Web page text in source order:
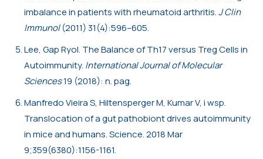
imbalance in patients with rheumatoid arthritis.J Clin
Immunol(2011) 31(4):596–605.
Lee, Gap Ryol. The Balance of Th17 versus Treg Cells in
Autoimmunity. International Journal of Molecular
Sciences19 (2018): n. pag.
Manfredo Vieira S, Hiltensperger M, Kumar V, i wsp.
Translocation of a gut pathobiont drives autoimmunity
in mice and humans. Science. 2018 Mar
9;359(6380):1156-1161.